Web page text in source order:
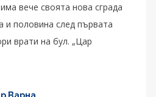
вече своята нова сграда
и половина след първата
врати на бул. „Цар